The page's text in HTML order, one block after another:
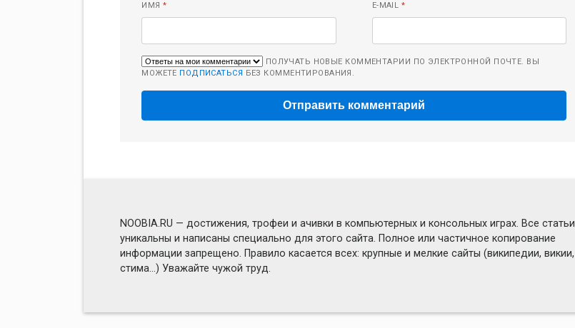
ИМЯ * E-MAIL *
ПОЛУЧАТЬ НОВЫЕ КОММЕНТАРИИ ПО ЭЛЕКТРОННОЙ ПОЧТЕ. ВЫ
МОЖЕТЕ ПОДПИСАТЬСЯ БЕЗ КОММЕНТИРОВАНИЯ.
NOOBIA.RU — достижения, трофеи и ачивки в компьютерных и консольных играх. Все статьи
уникальны и написаны специально для этого сайта. Полное или частичное копирование
информации запрещено. Правило касается всех: крупные и мелкие сайты (википедии, викии,
стима...) Уважайте чужой труд.